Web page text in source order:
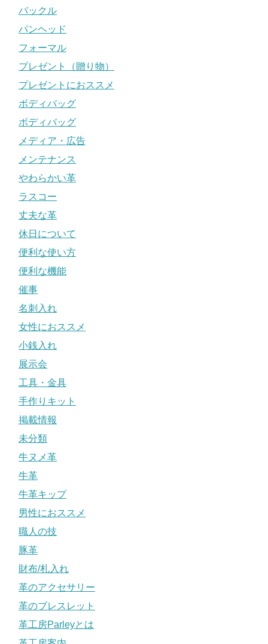
バックル
パンヘッド
フォーマル
プレゼント（贈り物）
プレゼントにおススメ
ボディバッグ
ボディバッグ
メディア・広告
メンテナンス
やわらかい革
ラスコー
丈夫な革
休日について
便利な使い方
便利な機能
催事
名刺入れ
女性におススメ
小銭入れ
展示会
工具・金具
手作りキット
掲載情報
未分類
牛ヌメ革
牛革
牛革キップ
男性におススメ
職人の技
豚革
財布/札入れ
革のアクセサリー
革のブレスレット
革工房Parleyとは